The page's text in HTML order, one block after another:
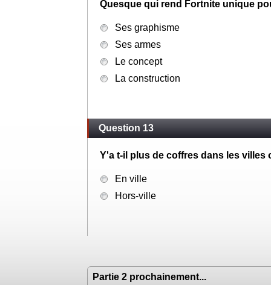
Quesque qui rend Fortnite unique
Ses graphisme
Ses armes
Le concept
La construction
Question 13
Y'a t-il plus de coffres dans les villes
En ville
Hors-ville
Partie 2 prochainement...